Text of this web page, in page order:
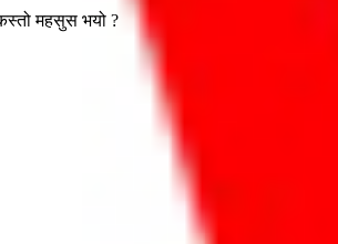
महसुस भयो ?